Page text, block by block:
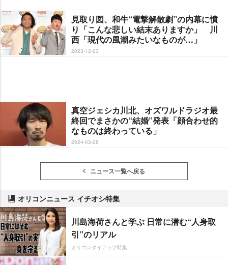
見取り図、和牛“電撃解散劇”の内幕に憤
り「こんな悲しい結末ありますか」 川
西「現代の風潮みたいなものが…」
2023-12-23
真空ジェシカ川北、オズワルドラジオ最
終回でまさかの“結婚”発表「顔合わせ的
なものは終わっている」
2024-03-28
ニュース一覧へ戻る
オリコンニュース イチオシ特集
川島海荷さんと学ぶ 日常に潜む“人身取
引”のリアル
オリコンタイアップ特集